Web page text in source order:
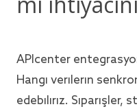
APIcenter
Hangi verilerin
edebiliriz. Siparişler,